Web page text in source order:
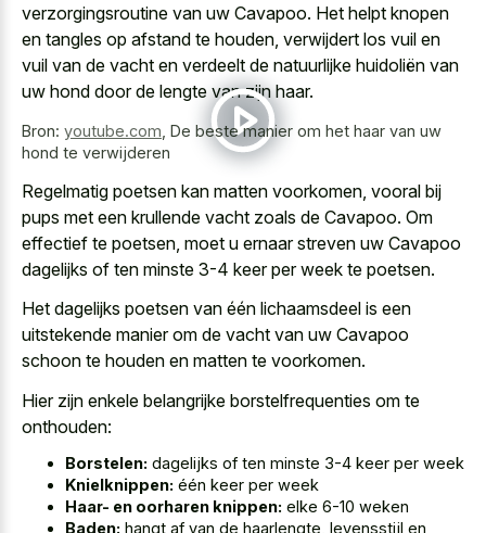
verzorgingsroutine van uw Cavapoo. Het helpt knopen
en tangles op afstand te houden, verwijdert los vuil en
vuil van de vacht en verdeelt de natuurlijke huidoliën van
uw hond door de lengte van zijn haar.
Bron: youtube.com De beste manier om het haar van uw
hond te verwijderen
Regelmatig poetsen kan matten voorkomen, vooral bij
pups met een krullende vacht zoals de Cavapoo. Om
effectief te poetsen, moet u ernaar streven uw Cavapoo
dagelijks of ten minste 3-4 keer per week te poetsen.
Het dagelijks poetsen van één lichaamsdeel is een
uitstekende manier om de vacht van uw Cavapoo
schoon te houden en matten te voorkomen.
Hier zijn enkele belangrijke borstelfrequenties om te
onthouden:
Borstelen: dagelijks of ten minste 3-4 keer per week
Knielknippen: één keer per week
Haar- en oorharen knippen: elke 6-10 weken
Baden: hangt af van de haarlengte, levensstijl en